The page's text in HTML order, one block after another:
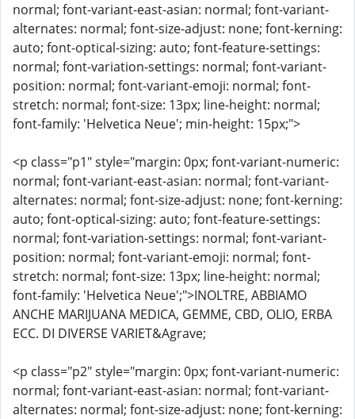
normal; font-variant-east-asian: normal; font-variant-
alternates: normal; font-size-adjust: none; font-kerning:
auto; font-optical-sizing: auto; font-feature-settings:
normal; font-variation-settings: normal; font-variant-
position: normal; font-variant-emoji: normal; font-
stretch: normal; font-size: 13px; line-height: normal;
font-family: 'Helvetica Neue'; min-height: 15px;">
<p class="p1" style="margin: 0px; font-variant-numeric:
normal; font-variant-east-asian: normal; font-variant-
alternates: normal; font-size-adjust: none; font-kerning:
auto; font-optical-sizing: auto; font-feature-settings:
normal; font-variation-settings: normal; font-variant-
position: normal; font-variant-emoji: normal; font-
stretch: normal; font-size: 13px; line-height: normal;
font-family: 'Helvetica Neue';">INOLTRE, ABBIAMO
ANCHE MARIJUANA MEDICA, GEMME, CBD, OLIO, ERBA
ECC. DI DIVERSE VARIET&Agrave;
<p class="p2" style="margin: 0px; font-variant-numeric:
normal; font-variant-east-asian: normal; font-variant-
alternates: normal; font-size-adjust: none; font-kerning: